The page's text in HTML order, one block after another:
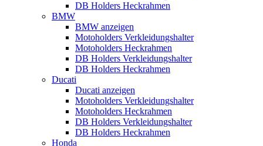
DB Holders Heckrahmen
BMW
BMW anzeigen
Motoholders Verkleidungshalter
Motoholders Heckrahmen
DB Holders Verkleidungshalter
DB Holders Heckrahmen
Ducati
Ducati anzeigen
Motoholders Verkleidungshalter
Motoholders Heckrahmen
DB Holders Verkleidungshalter
DB Holders Heckrahmen
Honda